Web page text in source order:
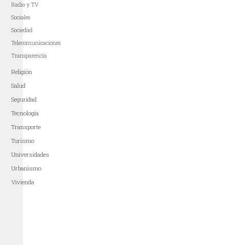
Radio y TV
Sociales
Sociedad
Telecomunicaciones
Transparencia
Religión
Salud
Seguridad
Tecnología
Transporte
Turismo
Universidades
Urbanismo
Vivienda